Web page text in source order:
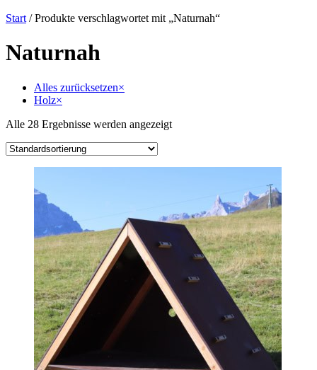
Start / Produkte verschlagwortet mit „Naturnah“
Naturnah
Alles zurücksetzen×
Holz×
Alle 28 Ergebnisse werden angezeigt